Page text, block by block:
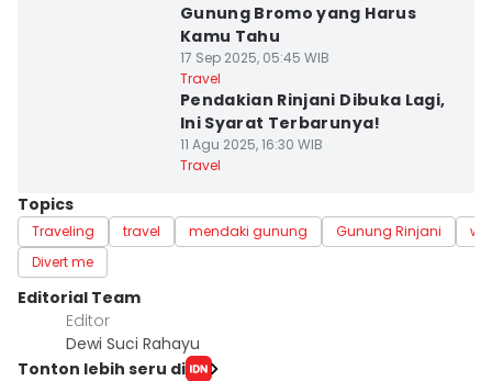
Gunung Bromo yang Harus
Kamu Tahu
17 Sep 2025, 05:45 WIB
Travel
Pendakian Rinjani Dibuka Lagi,
Ini Syarat Terbarunya!
11 Agu 2025, 16:30 WIB
Travel
Topics
Traveling travel mendaki gunung Gunung Rinjani
Divert me
Editorial Team
Editor
Dewi Suci Rahayu
Tonton lebih seru di